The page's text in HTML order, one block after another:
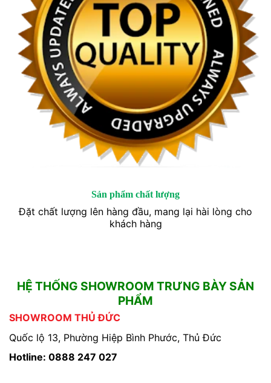
Sản phẩm chất lượng
Đặt chất lượng lên hàng đầu, mang lại hài lòng cho
khách hàng
HỆ THỐNG SHOWROOM TRƯNG BÀY SẢN
PHẨM
SHOWROOM THỦ ĐỨC
Quốc lộ 13, Phường Hiệp Bình Phước, Thủ Đức
Hotline: 0888 247 027